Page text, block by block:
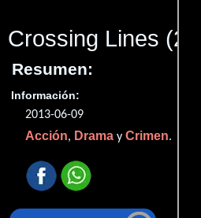
Crossing Lines
Resumen:
Información:
2013-06-09
Acción, Drama y Crimen.